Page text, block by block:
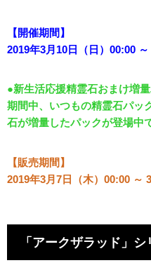
【開催期間】
2019年3月10日（日）00:00
●新生活応援精霊石おまけ増
期間中、いつもの精霊石パッ
石が増量したパックが登場中
【販売期間】
2019年3月7日（木）00:00 ～
「アークザラッド」シ